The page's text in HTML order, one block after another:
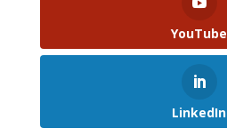
YouTube
LinkedIn